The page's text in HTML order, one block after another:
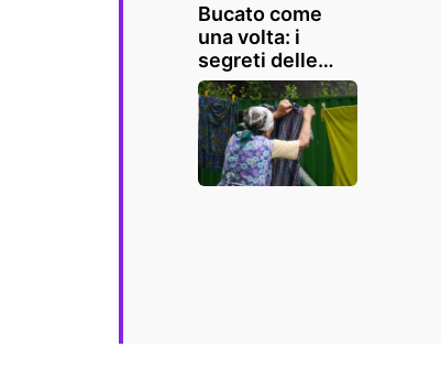
Bucato come
una volta: i
segreti delle
nonne per
vestiti profumati
e freschi